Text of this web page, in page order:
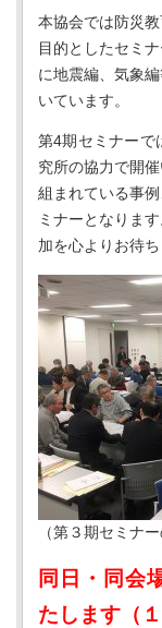
本協会では防災
目的としたセミ
に地震編、気象
いています。
第4期セミナーで
究所の協力で開
組まれている事
ミナーとなりま
加を心よりお待ち
（第３期セミナー
同日・同会
たします（